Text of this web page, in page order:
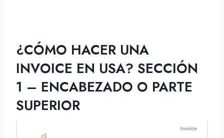
¿CÓMO HACER UNA
INVOICE EN USA? SECCIÓN
1 – ENCABEZADO O PARTE
SUPERIOR